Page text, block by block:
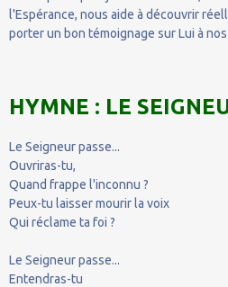
l'Espérance, nous aide à découvrir
porter un bon témoignage sur Lui à
HYMNE : LE
Le Seigneur passe...
Ouvriras-tu,
Quand frappe l'inconnu ?
Peux-tu laisser mourir la voix
Qui réclame ta foi ?
Le Seigneur passe...
Entendras-tu